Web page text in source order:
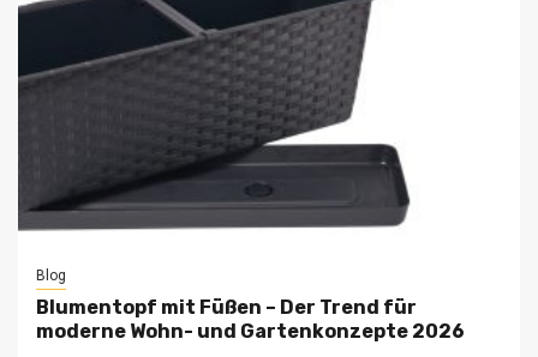
Blog
Blumentopf mit Füßen – Der Trend für
moderne Wohn- und Gartenkonzepte 2026